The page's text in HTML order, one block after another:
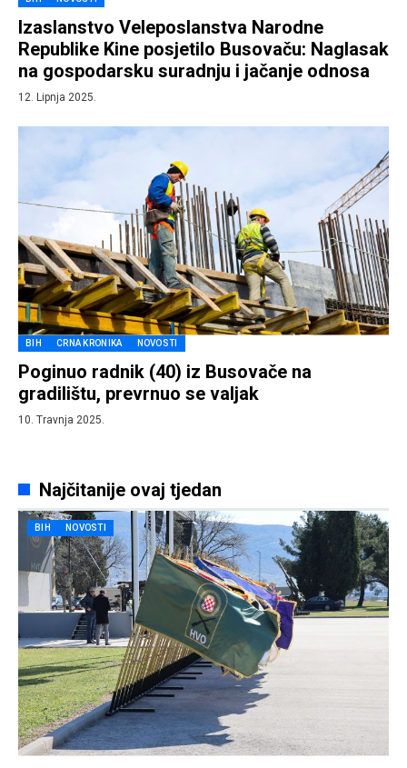
Izaslanstvo Veleposlanstva Narodne
Republike Kine posjetilo Busovaču: Naglasak
na gospodarsku suradnju i jačanje odnosa
12. Lipnja 2025.
BIH CRNA KRONIKA NOVOSTI
Poginuo radnik (40) iz Busovače na
gradilištu, prevrnuo se valjak
10. Travnja 2025.
Najčitanije ovaj tjedan
BIH NOVOSTI